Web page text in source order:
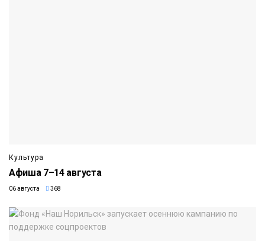
Культура
Афиша 7–14 августа
06 августа 368